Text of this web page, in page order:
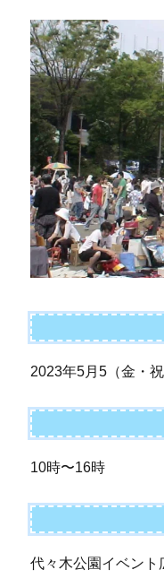
2023年5月5（金・
10時〜16時
代々木公園イベント